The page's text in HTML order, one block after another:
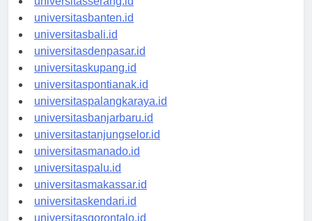
universitasserang.id
universitasbanten.id
universitasbali.id
universitasdenpasar.id
universitaskupang.id
universitaspontianak.id
universitaspalangkaraya.id
universitasbanjarbaru.id
universitastanjungselor.id
universitasmanado.id
universitaspalu.id
universitasmakassar.id
universitaskendari.id